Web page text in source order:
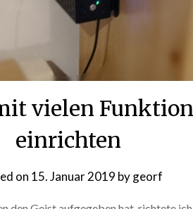
vielen
einrichten
on 15. Januar 2019 bygeorf